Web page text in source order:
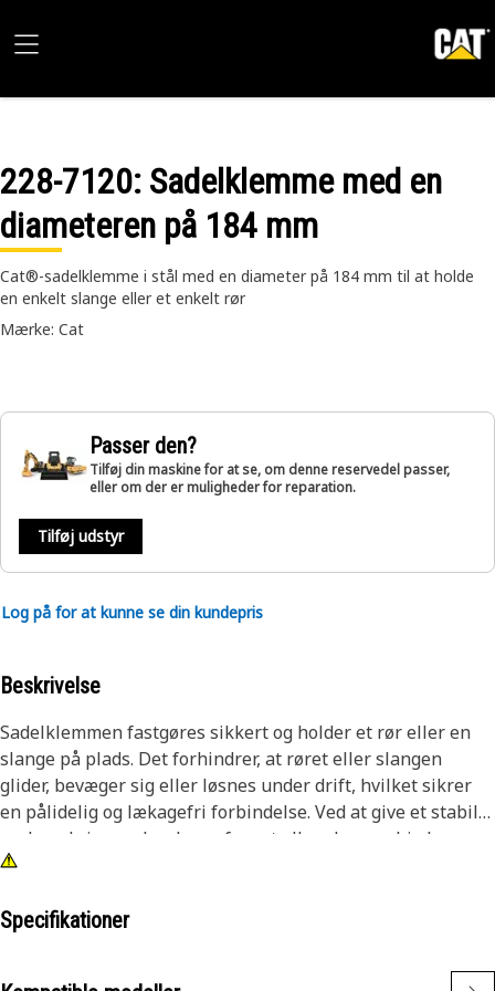
228-7120: Sadelklemme med en
diameteren på 184 mm
Cat®-sadelklemme i stål med en diameter på 184 mm til at holde
en enkelt slange eller et enkelt rør
Mærke: Cat
Passer den?
Tilføj din maskine for at se, om denne reservedel passer,
eller om der er muligheder for reparation.
Tilføj udstyr
Log på for at kunne se din kundepris
Beskrivelse
Sadelklemmen fastgøres sikkert og holder et rør eller en
slange på plads. Det forhindrer, at røret eller slangen
glider, bevæger sig eller løsnes under drift, hvilket sikrer
en pålidelig og lækagefri forbindelse. Ved at give et stabilt
greb omkring omkredsen af røret eller slangen hjælper
klemmen med at opretholde enhedens integritet.
Egenskaber:
kompromis med dens ydeevne eller strukturelle integritet
Specifikationer